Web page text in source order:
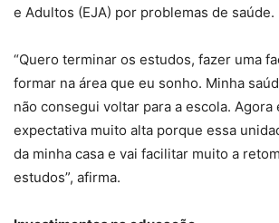
e Adultos (EJA) por problemas de saúde.
“Quero terminar os estudos, fazer uma
formar na área que eu sonho. Minha
não consegui voltar para a escola. Agora
expectativa muito alta porque essa
da minha casa e vai facilitar muito a
estudos”, afirma.